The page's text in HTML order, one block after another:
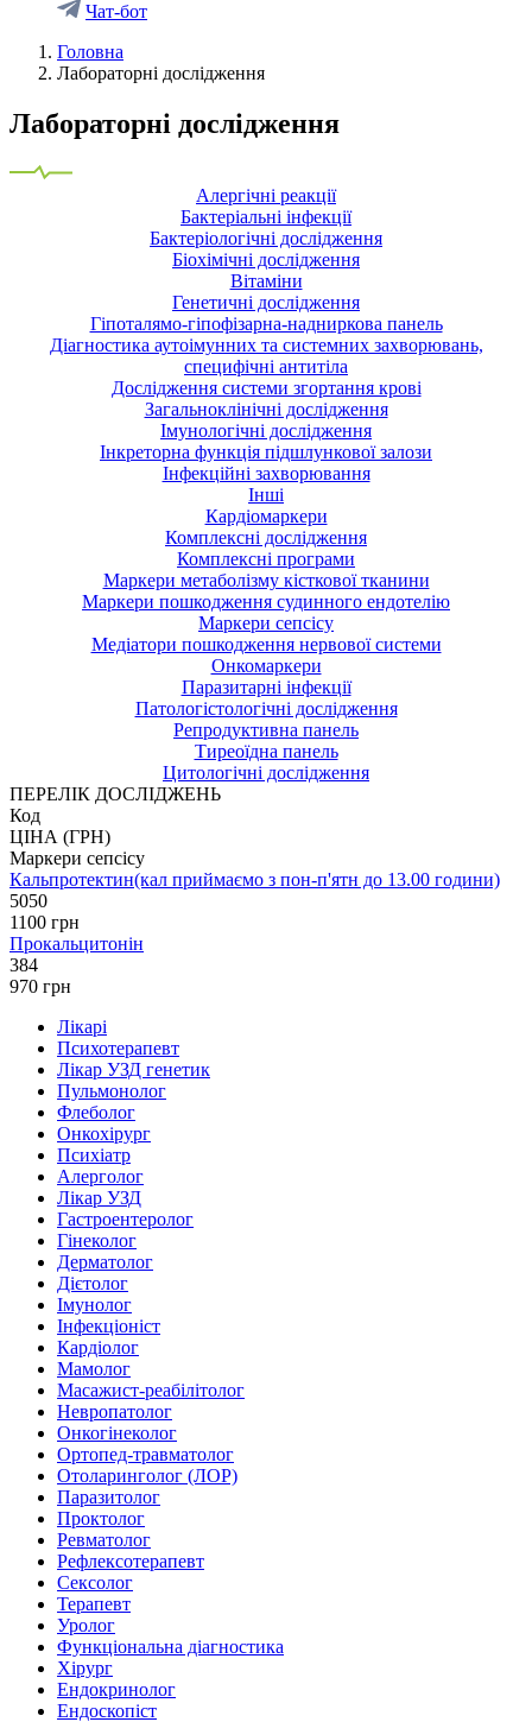
Чат-бот
Головна
Лабораторні дослідження
Лабораторні дослідження
Алергічні реакції
Бактеріальні інфекції
Бактеріологічні дослідження
Біохімічні дослідження
Вітаміни
Генетичні дослідження
Гіпоталямо-гіпофізарна-надниркова панель
Діагностика аутоімунних та системних захворювань,
специфічні антитіла
Дослідження системи згортання крові
Загальноклінічні дослідження
Імунологічні дослідження
Інкреторна функція підшлункової залози
Інфекційні захворювання
Інші
Кардіомаркери
Комплексні дослідження
Комплексні програми
Маркери метаболізму кісткової тканини
Маркери пошкодження судинного ендотелію
Маркери сепсісу
Медіатори пошкодження нервової системи
Онкомаркери
Паразитарні інфекції
Патологістологічні дослідження
Репродуктивна панель
Тиреоїдна панель
Цитологічні дослідження
ПЕРЕЛІК ДОСЛІДЖЕНЬ
Код
ЦІНА (ГРН)
Маркери сепсісу
Кальпротектин(кал приймаємо з пон-п'ятн до 13.00 години)
5050
1100 грн
Прокальцитонін
384
970 грн
Лікарі
Психотерапевт
Лікар УЗД генетик
Пульмонолог
Флеболог
Онкохірург
Психіатр
Алерголог
Лікар УЗД
Гастроентеролог
Гінеколог
Дерматолог
Дієтолог
Імунолог
Інфекціоніст
Кардіолог
Мамолог
Масажист-реабілітолог
Невропатолог
Онкогінеколог
Ортопед-травматолог
Отоларинголог (ЛОР)
Паразитолог
Проктолог
Ревматолог
Рефлексотерапевт
Сексолог
Терапевт
Уролог
Функціональна діагностика
Хірург
Ендокринолог
Ендоскопіст